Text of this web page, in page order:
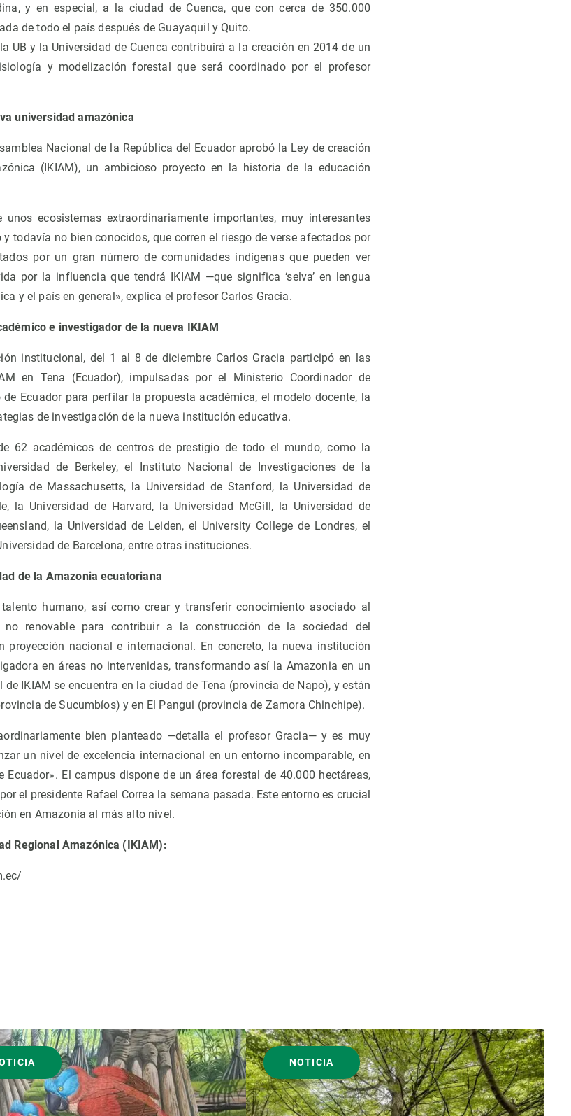
y en especial, a la ciudad de Cuenca, que con cerca de 350.000
de todo el país después de Guayaquil y Quito.
UB y la Universidad de Cuenca contribuirá a la creación en 2014 de un
y modelización forestal que será coordinado por el profesor
universidad amazónica
Nacional de la República del Ecuador aprobó la Ley de creación
(IKIAM), un ambicioso proyecto en la historia de la educación
ecosistemas extraordinariamente importantes, muy interesantes
todavía no bien conocidos, que corren el riesgo de verse afectados por
por un gran número de comunidades indígenas que pueden ver
por la influencia que tendrá IKIAM —que significa ‘selva’ en lengua
y el país en general», explica el profesor Carlos Gracia.
e investigador de la nueva IKIAM
institucional, del 1 al 8 de diciembre Carlos Gracia participó en las
en Tena (Ecuador), impulsadas por el Ministerio Coordinador de
Ecuador para perfilar la propuesta académica, el modelo docente, la
de investigación de la nueva institución educativa.
62 académicos de centros de prestigio de todo el mundo, como la
de Berkeley, el Instituto Nacional de Investigaciones de la
de Massachusetts, la Universidad de Stanford, la Universidad de
la Universidad de Harvard, la Universidad McGill, la Universidad de
la Universidad de Leiden, el University College de Londres, el
de Barcelona, entre otras instituciones.
de la Amazonia ecuatoriana
humano, así como crear y transferir conocimiento asociado al
no renovable para contribuir a la construcción de la sociedad del
proyección nacional e internacional. En concreto, la nueva institución
en áreas no intervenidas, transformando así la Amazonia en un
IKIAM se encuentra en la ciudad de Tena (provincia de Napo), y están
de Sucumbíos) y en El Pangui (provincia de Zamora Chinchipe).
bien planteado —detalla el profesor Gracia— y es muy
un nivel de excelencia internacional en un entorno incomparable, en
El campus dispone de un área forestal de 40.000 hectáreas,
el presidente Rafael Correa la semana pasada. Este entorno es crucial
en Amazonia al más alto nivel.
Regional Amazónica (IKIAM):
NOTICIA